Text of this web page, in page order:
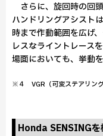
さらに、旋回時の回
ハンドリングアシスト
時まで作動範囲を広げ
レスなライントレース
場面においても、挙動
※４ VGR（可変ステアリング
Honda SENSINGを